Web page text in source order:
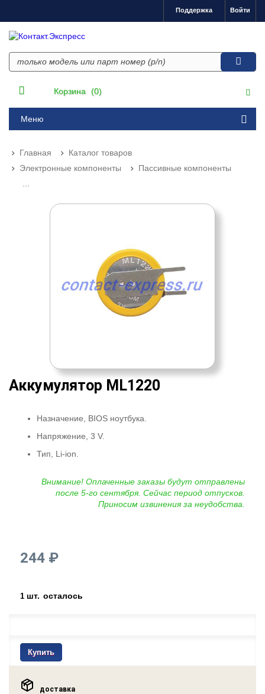
Войти
Поддержка
Корзина (0)
Меню
Главная
Каталог товаров
Электронные компоненты
Пассивные компоненты
Аккумулятор ML1220
Назначение, BIOS ноутбука.
Напряжение, 3 V.
Тип, Li-ion.
Внимание! Оплаченные заказы будут отправлены
после 5-го сентября. Сейчас период отпусков.
Приносим извинения за неудобства.
244 ₽
1 шт. осталось
Купить
доставка